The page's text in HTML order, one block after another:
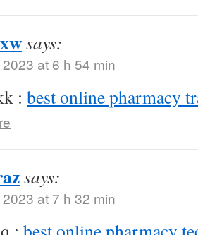
says:
at 6 h 54 min
: best online pharmacy
says:
at 7 h 32 min